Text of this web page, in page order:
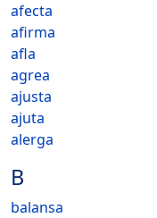
afecta
afirma
afla
agrea
ajusta
ajuta
alerga
B
balansa